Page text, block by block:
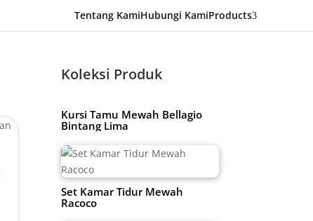
Tentang KamiHubungi KamiProducts3
Koleksi Produk
Kursi Tamu Mewah Bellagio
Bintang Lima
Set Kamar Tidur Mewah
Racoco